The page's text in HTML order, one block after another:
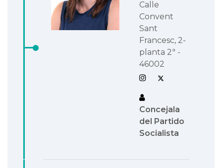
Calle
Convent
Sant
Francesc, 2-
planta 2ª -
46002
Concejala
del Partido
Socialista